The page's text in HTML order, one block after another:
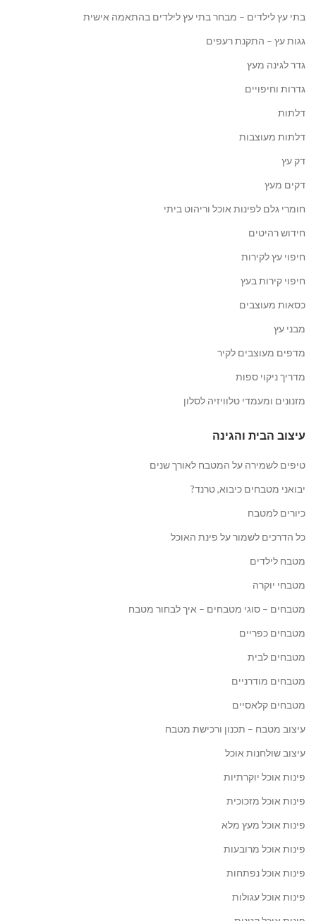
בתי עץ לילדים – מבחר בתי עץ לילדים בהתאמה אישית
גגות עץ – התקנת רעפים
גדר לגינה מעץ
גדרות וחיפויים
דלתות
דלתות מעוצבות
דק עץ
דקים מעץ
חומרי גלם לפינות אוכל וריהוט ביתי
חידוש רהיטים
חיפוי עץ לקירות
חיפוי קירות בעץ
כסאות מעוצבים
מבני עץ
מדפים מעוצבים לקיר
מדריך ניקוי ספות
מזנונים ומעמדי טלוויזיה לסלון
עיצוב הבית והגינה
טיפים לשמירה על המטבח לאורך שנים
יבואני מטבחים כיבוא, טרנד?
כיורים למטבח
כל הדרכים לשמור על פינת האוכל
מטבח לילדים
מטבחי יוקרה
מטבחים – סוגי מטבחים – איך לבחור מטבח
מטבחים כפריים
מטבחים לבית
מטבחים מודרניים
מטבחים קלאסיים
עיצוב מטבח – תכנון ורכישת מטבח
עיצוב שולחנות אוכל
פינות אוכל יוקרתיות
פינות אוכל מזכוכית
פינות אוכל מעץ מלא
פינות אוכל מרובעות
פינות אוכל נפתחות
פינות אוכל עגולות